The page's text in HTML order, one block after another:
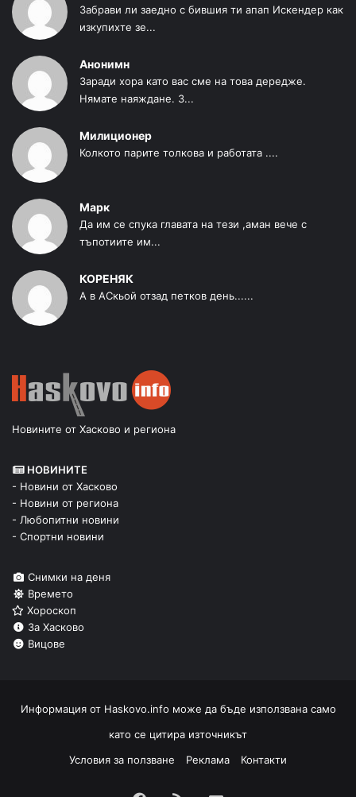
Забрави ли заедно с бившия ти апап Искендер как
изкупихте зе...
Анонимн
Заради хора като вас сме на това дередже.
Нямате наяждане. З...
Милиционер
Колкото парите толкова и работата ....
Марк
Да им се спука главата на тези ,аман вече с
тъпотиите им...
КОРЕНЯК
А в АСкьой отзад петков день......
Новините от Хасково и региона
НОВИНИТЕ
- Новини от Хасково
- Новини от региона
- Любопитни новини
- Спортни новини
Снимки на деня
Времето
Хороскоп
За Хасково
Вицове
Информация от Haskovo.info може да бъде използвана само
като се цитира източникът
Условия за ползване
Реклама Контакти